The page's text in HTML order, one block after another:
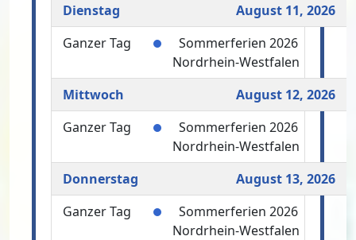
Dienstag
August 11, 2026
Ganzer Tag
Sommerferien 2026
Nordrhein-Westfalen
Mittwoch
August 12, 2026
Ganzer Tag
Sommerferien 2026
Nordrhein-Westfalen
Donnerstag
August 13, 2026
Ganzer Tag
Sommerferien 2026
Nordrhein-Westfalen